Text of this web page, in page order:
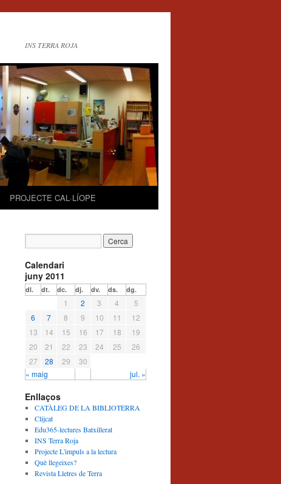
INS TERRA ROJA
PROJECTE CAL·LÍOPE
Calendari
juny 2011
dl. dt. dc. dj. dv. ds. dg.
« maig jul. »
1 2 3 4
5
6
7 8 9 10 11
12
13
14 15 16 17 18
19
20
21 22 23 24 25
26
27
28 29 30
Enllaços
CATÀLEG DE LA BIBLIOTERRA
Clijcat
Edu365-lectures Batxillerat
INS Terra Roja
Projecte L'impuls a la lectura
Què llegeixes?
Revista Lletres de Terra